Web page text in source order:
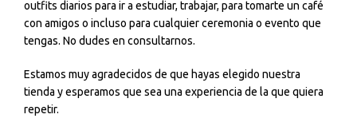
outfits diarios para ir a estudiar, trabajar, para tomarte un café
con amigos o incluso para cualquier ceremonia o evento que
tengas. No dudes en consultarnos.
Estamos muy agradecidos de que hayas elegido nuestra
tienda y esperamos que sea una experiencia de la que quiera
repetir.